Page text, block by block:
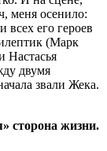
меня осенило:
всех его героев
(Марк
Настасья
двумя
звали Жека.
сторона жизни.